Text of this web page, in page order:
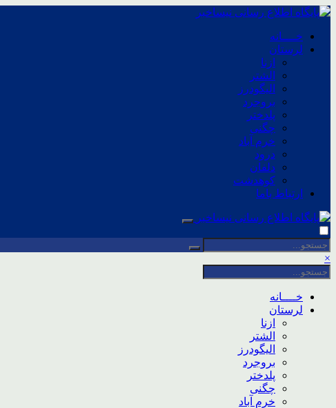
خــــانه
لرستان
ازنا
الشتر
الیگودرز
بروجرد
پلدختر
چگنی
خرم آباد
درود
دلفان
کوهدشت
ارتباط باما
×
خــــانه
لرستان
ازنا
الشتر
الیگودرز
بروجرد
پلدختر
چگنی
خرم آباد